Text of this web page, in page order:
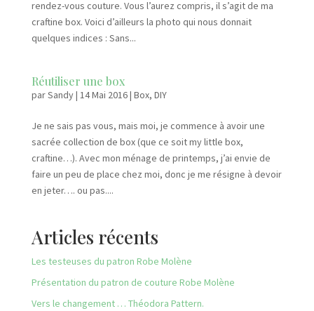
rendez-vous couture. Vous l’aurez compris, il s’agit de ma
craftine box. Voici d’ailleurs la photo qui nous donnait
quelques indices : Sans...
Réutiliser une box
parSandy| 14 Mai 2016| Box, DIY
Je ne sais pas vous, mais moi, je commence à avoir une
sacrée collection de box (que ce soit my little box,
craftine…). Avec mon ménage de printemps, j’ai envie de
faire un peu de place chez moi, donc je me résigne à devoir
en jeter…. ou pas....
Articles récents
Les testeuses du patron Robe Molène
Présentation du patron de couture Robe Molène
Vers le changement … Théodora Pattern.